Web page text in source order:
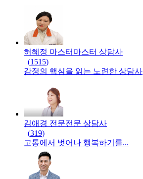
허혜정 마스터 마스터 상담사
(1515)
감정의 핵심을 읽는 노련한 상담사
김애경 전문전문 상담사
(319)
고통에서 벗어나 행복하기를...